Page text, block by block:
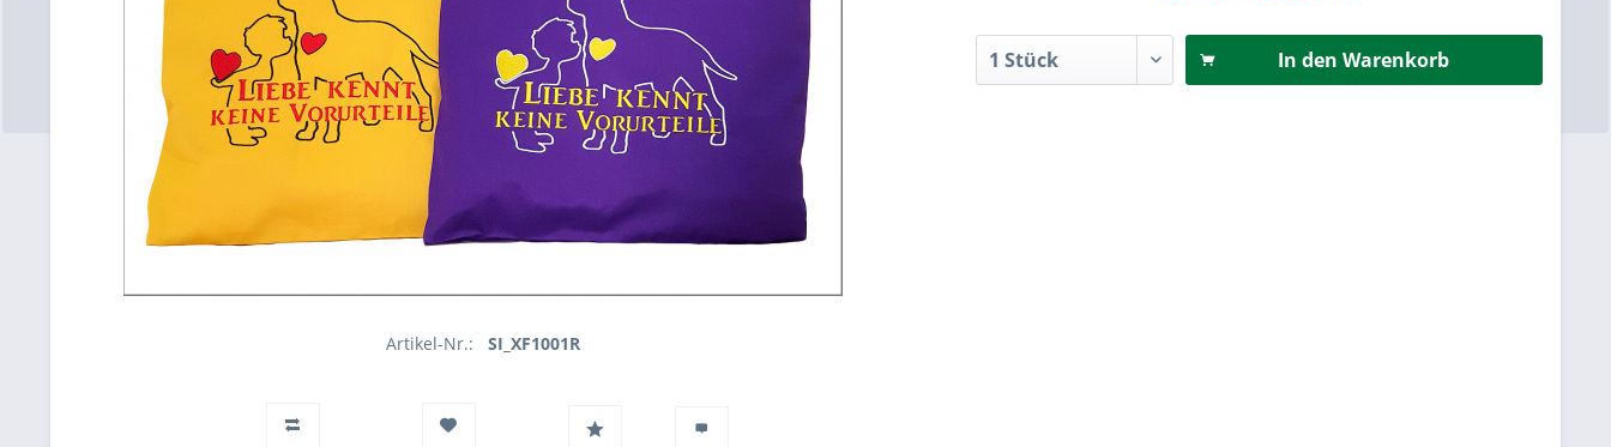
Artikel-Nr.: SI_XF1001R
In den Warenkorb